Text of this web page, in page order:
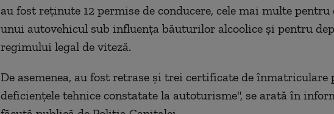
au fost reținute 12 permise de conducere, cele mai multe pentru
unui autovehicul sub influența băuturilor alcoolice și pentru
regimului legal de viteză.
De asemenea, au fost retrase și trei certificate de înmatriculare
deficiențele tehnice constatate la autoturisme", se arată în